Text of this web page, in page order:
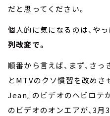
だと思ってください。
個人的に気になるのは、やっ
列改変で。
順番から言えば、まず、さ
とMTVのクソ慣習を改めさ
Jean』のビデオのヘビロテ
のビデオのオンエアが、3月